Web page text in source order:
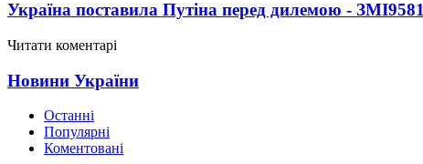
Україна поставила Путіна перед дилемою - ЗМІ9581
Читати коментарі
Новини України
Останні
Популярні
Коментовані